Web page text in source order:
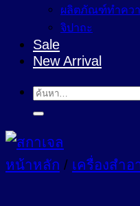
ผลิตภัณฑ์ทำคว
จิปาถะ
Sale
New Arrival
ค้นหา:
หน้าหลัก / เครื่องสำอ